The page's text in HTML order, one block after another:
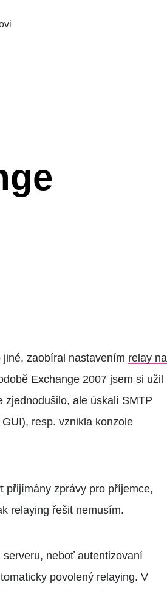
zaobíral nastavením relay na
Exchange 2007 jsem si užil
zjednodušilo, ale úskalí SMTP
resp. vznikla konzole
přijímány zprávy pro příjemce,
relaying řešit nemusím.
serveru, neboť autentizovaní
povolený relaying. V